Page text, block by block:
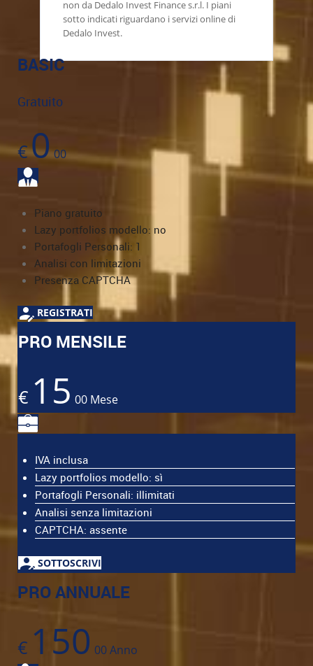
non da Dedalo Invest Finance s.r.l. I piani
sotto indicati riguardano i servizi online di
Dedalo Invest.
BASIC
Gratuito
€000
Piano gratuito
Lazy portfolios modello: no
Portafogli Personali: 1
Analisi con limitazioni
Presenza CAPTCHA
REGISTRATI
PRO MENSILE
€ 15 00 Mese
IVA inclusa
Lazy portfolios modello: sì
Portafogli Personali: illimitati
Analisi senza limitazioni
CAPTCHA: assente
SOTTOSCRIVI
PRO ANNUALE
€ 150 00Anno